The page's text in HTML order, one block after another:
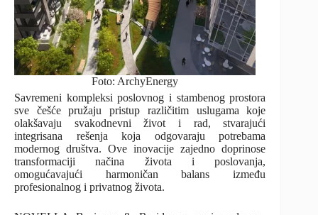
Foto: ArchyEnergy
Savremeni kompleksi poslovnog i stambenog prostora
sve češće pružaju pristup različitim uslugama koje
olakšavaju svakodnevni život i rad, stvarajući
integrisana rešenja koja odgovaraju potrebama
modernog društva. Ove inovacije zajedno doprinose
transformaciji načina života i poslovanja,
omogućavajući harmoničan balans između
profesionalnog i privatnog života.